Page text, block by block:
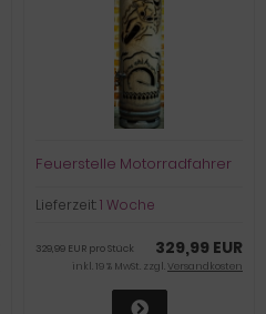
Feuerstelle Motorradfahrer
Lieferzeit:1 Woche
329,99 EUR
329,99 EUR pro Stück
inkl. 19 % MwSt. zzgl.Versandkosten